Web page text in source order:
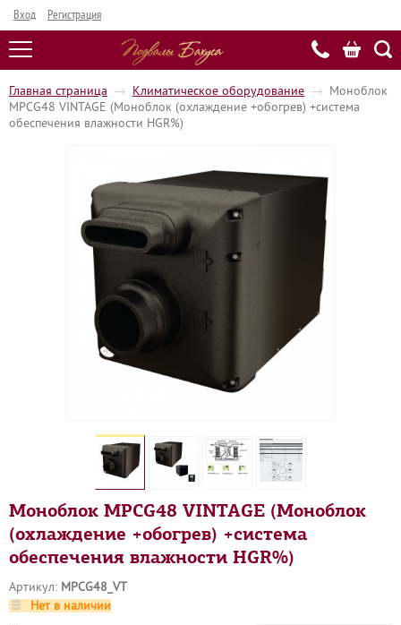
Вход Регистрация
Главная страница → Климатическое оборудование →
Моноблок
MPCG48 VINTAGE (Моноблок (охлаждение +обогрев) +система
обеспечения влажности HGR%)
Моноблок MPCG48 VINTAGE (Моноблок
(охлаждение +обогрев) +система
обеспечения влажности HGR%)
Артикул: MPCG48_VT
Нет в наличии